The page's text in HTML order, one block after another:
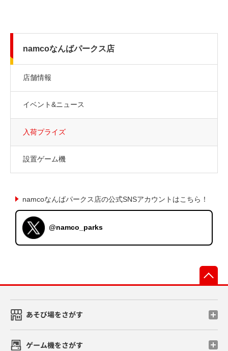
namcoなんばパークス店
店舗情報
イベント&ニュース
入荷プライズ
設置ゲーム機
namcoなんばパークス店の公式SNSアカウントはこちら！
@namco_parks
あそび場をさがす
ゲーム機をさがす